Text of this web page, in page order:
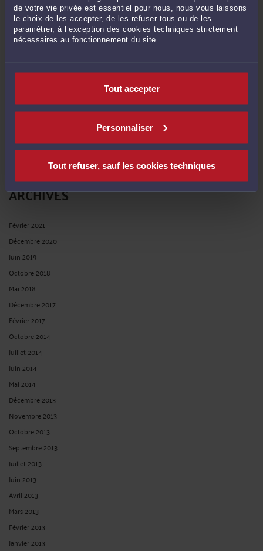
de votre vie privée est essentiel pour nous, nous vous laissons
le choix de les accepter, de les refuser tous ou de les
paramétrer, à l’exception des cookies techniques strictement
nécessaires au fonctionnement du site.
Tout accepter
Personnaliser
Tout refuser, sauf les cookies techniques
grande famille ... »
Le 19 déc. 2024 à 10:03surAliénation parentale (SAP)
RECHERCHE
ARCHIVES
Février 2021
Décembre 2020
Juin 2019
Octobre 2018
Mai 2018
Décembre 2017
Février 2017
Octobre 2014
Juillet 2014
Juin 2014
Mai 2014
Décembre 2013
Novembre 2013
Octobre 2013
Septembre 2013
Juillet 2013
Juin 2013
Avril 2013
Mars 2013
Février 2013
Janvier 2013